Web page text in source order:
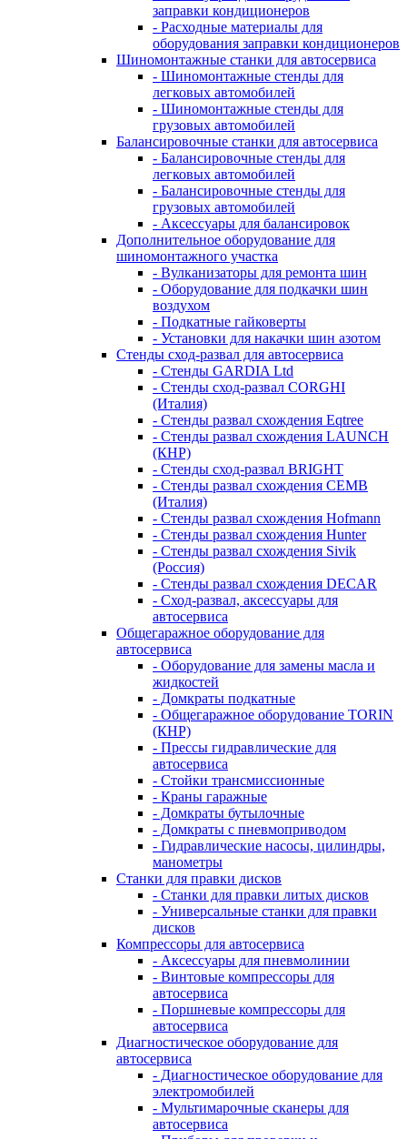
заправки кондиционеров
- Расходные материалы для
оборудования заправки кондиционеров
Шиномонтажные станки для автосервиса
- Шиномонтажные стенды для
легковых автомобилей
- Шиномонтажные стенды для
грузовых автомобилей
Балансировочные станки для автосервиса
- Балансировочные стенды для
легковых автомобилей
- Балансировочные стенды для
грузовых автомобилей
- Аксессуары для балансировок
Дополнительное оборудование для
шиномонтажного участка
- Вулканизаторы для ремонта шин
- Оборудование для подкачки шин
воздухом
- Подкатные гайковерты
- Установки для накачки шин азотом
Стенды сход-развал для автосервиса
- Стенды GARDIA Ltd
- Стенды сход-развал CORGHI
(Италия)
- Стенды развал схождения Eqtree
- Стенды развал схождения LAUNCH
(КНР)
- Стенды сход-развал BRIGHT
- Стенды развал схождения CEMB
(Италия)
- Стенды развал схождения Hofmann
- Стенды развал схождения Hunter
- Стенды развал схождения Sivik
(Россия)
- Стенды развал схождения DECAR
- Сход-развал, аксессуары для
автосервиса
Общегаражное оборудование для
автосервиса
- Оборудование для замены масла и
жидкостей
- Домкраты подкатные
- Общегаражное оборудование TORIN
(КНР)
- Прессы гидравлические для
автосервиса
- Стойки трансмиссионные
- Краны гаражные
- Домкраты бутылочные
- Домкраты с пневмоприводом
- Гидравлические насосы, цилиндры,
манометры
Станки для правки дисков
- Станки для правки литых дисков
- Универсальные станки для правки
дисков
Компрессоры для автосервиса
- Аксессуары для пневмолинии
- Винтовые компрессоры для
автосервиса
- Поршневые компрессоры для
автосервиса
Диагностическое оборудование для
автосервиса
- Диагностическое оборудование для
электромобилей
- Мультимарочные сканеры для
автосервиса